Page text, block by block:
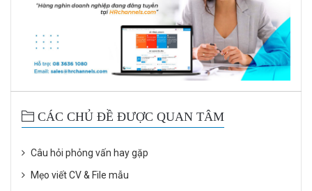
CÁC CHỦ ĐỀ ĐƯỢC QUAN TÂM
Câu hỏi phỏng vấn hay gặp
Mẹo viết CV & File mẫu